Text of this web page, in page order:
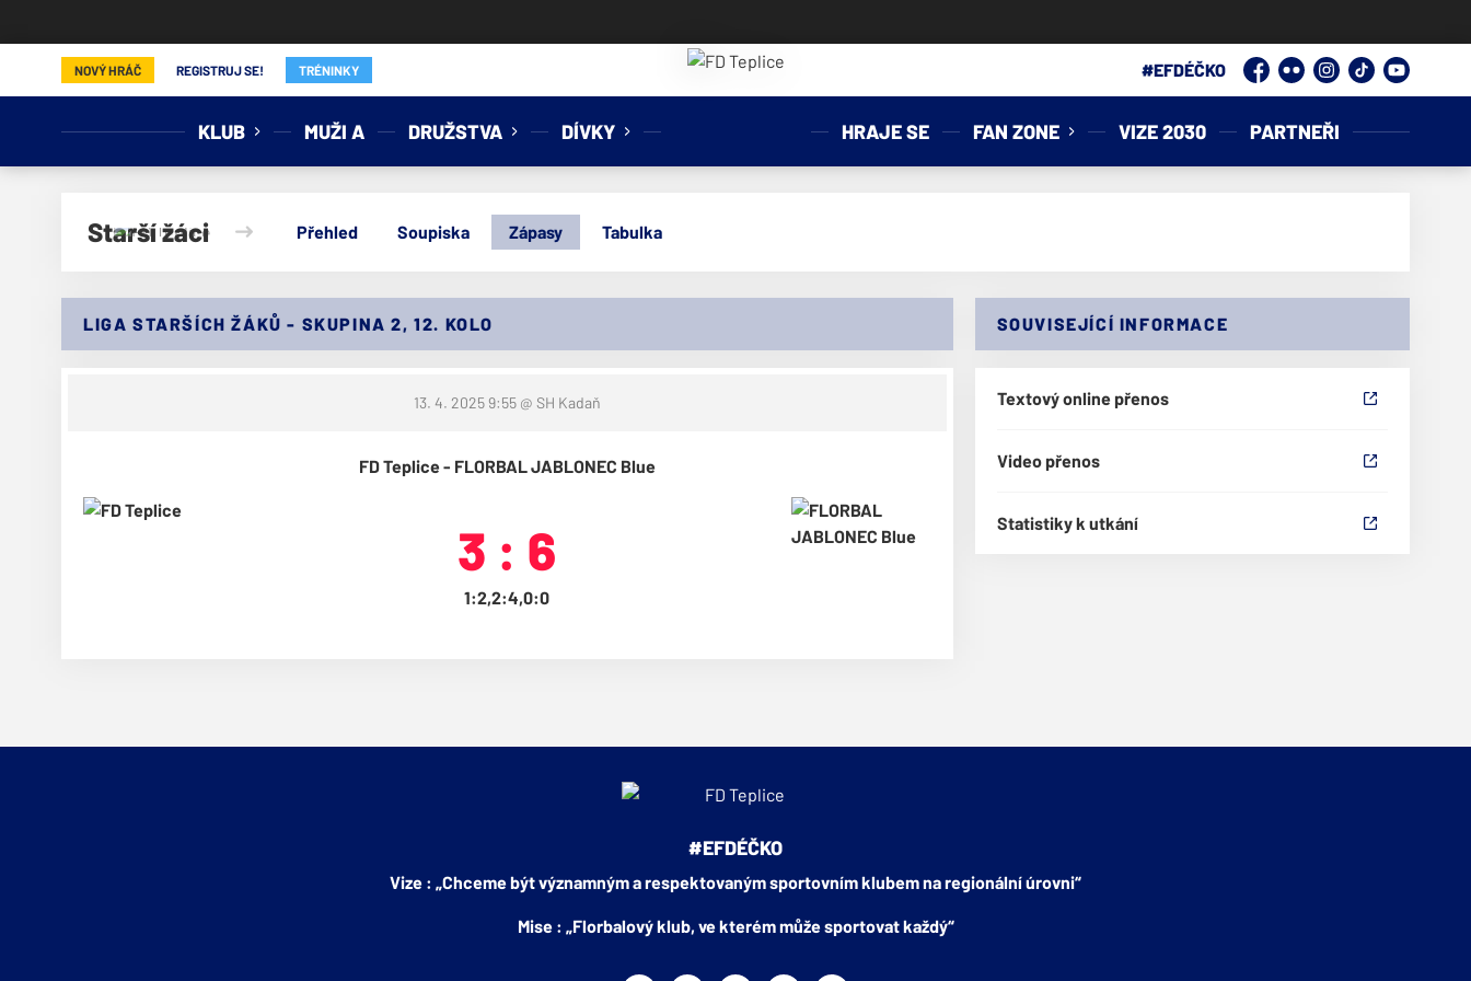
FD Teplice
NOVÝ HRÁČ REGISTRUJ SE! TRÉNINKY Facebook
FlickrInstagram
TikTokYouTube
KLUB MUŽI A DRUŽSTVA DÍVKY HRAJE SE FAN ZONE VIZE 2030 PARTNEŘI
Starší žáci Přehled Soupiska Zápasy Tabulka
LIGA STARŠÍCH ŽÁKŮ - SKUPINA 2, 12. KOLO
13. 4. 2025 9:55@ SH Kadaň
FD Teplice - FLORBAL JABLONEC Blue
3 : 6
1:2,2:4,0:0
SOUVISEJÍCÍ INFORMACE
Textový online přenos
Video přenos
Statistiky k utkání
#EFDÉČKO
Vize : „Chceme být významným a respektovaným sportovním klubem na regionální úrovni“
Mise : „Florbalový klub, ve kterém může sportovat každý“